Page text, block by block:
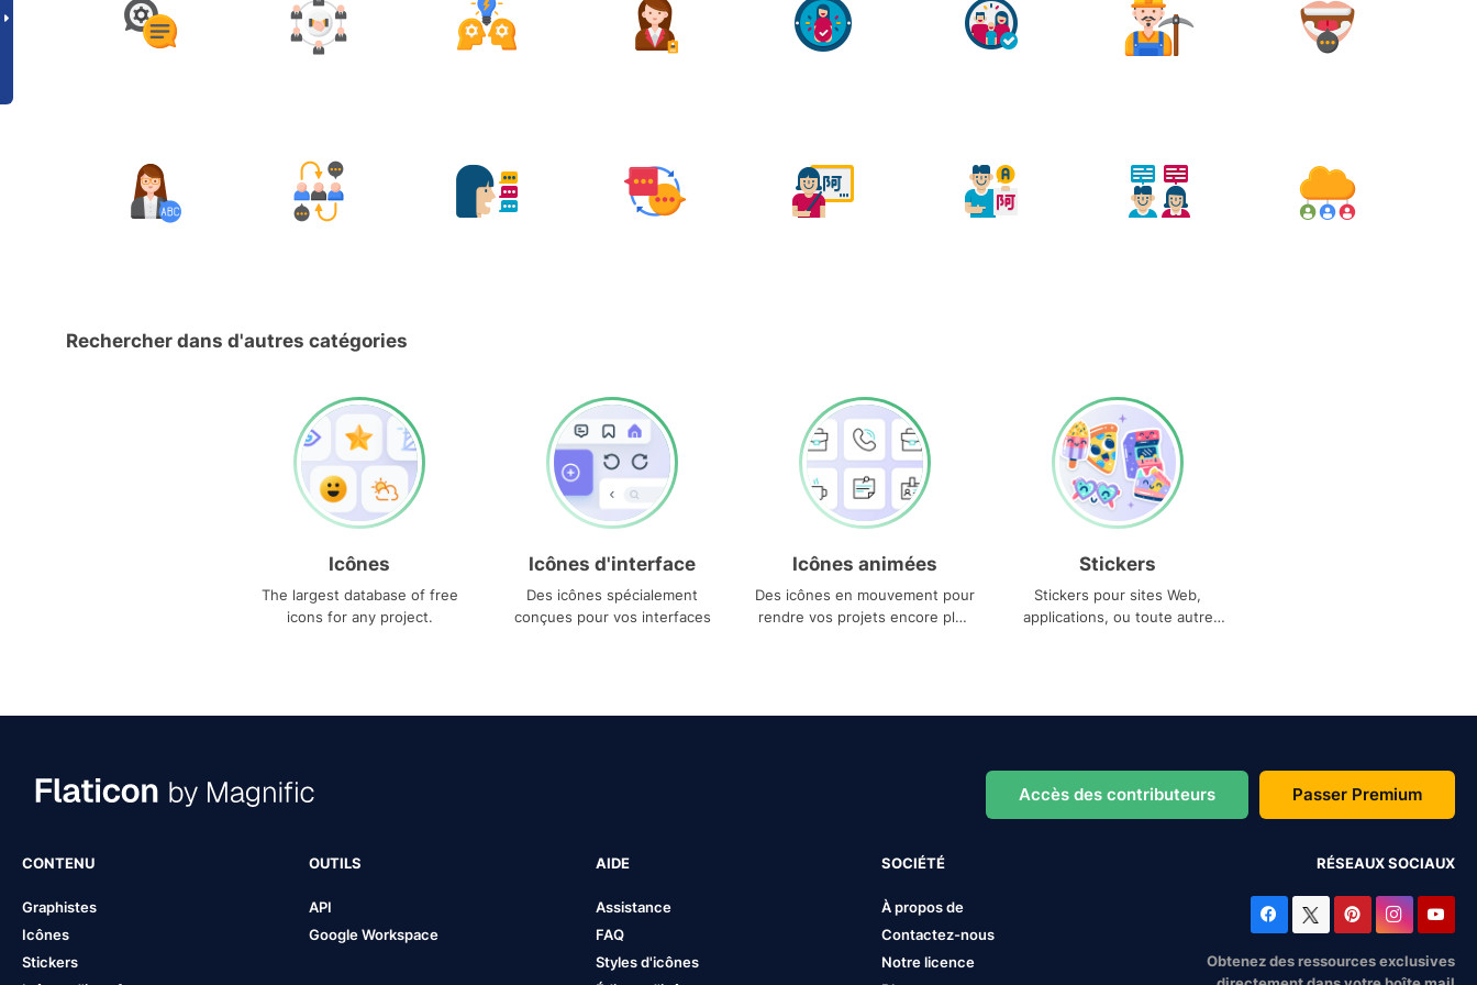
Rechercher dans d'autres catégories
Icônes
The largest database of free
icons for any project.
Icônes d'interface
Des icônes spécialement
conçues pour vos interfaces
Icônes animées
Des icônes en mouvement pour
rendre vos projets encore plus
Stickers
Stickers pour sites Web,
applications, ou toute autre
Accès des contributeurs Passer Premium
CONTENU
Graphistes
Icônes
Stickers
OUTILS
API
Google Workspace
AIDE
Assistance
FAQ
Styles d'icônes
SOCIÉTÉ
À propos de
Contactez-nous
Notre licence
RÉSEAUX SOCIAUX
Obtenez des ressources exclusives